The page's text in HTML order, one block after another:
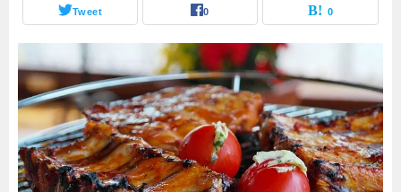
Tweet 0 0